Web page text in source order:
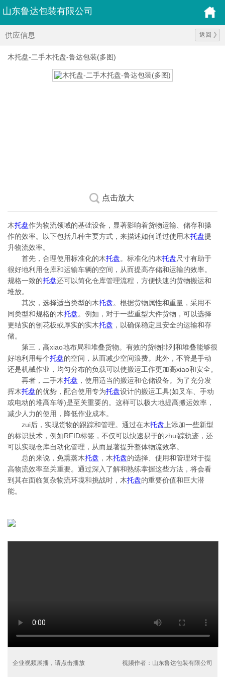
山东鲁达包装有限公司
供应信息 返回
木托盘-二手木托盘-鲁达包装(多图)
点击放大
木托盘作为物流领域的基础设备，显著影响着货物运输、储存和操
作的效率。以下包括几种主要方式，来描述如何通过使用木托盘提
升物流效率。
首先，合理使用标准化的木托盘。标准化的木托盘尺寸有助于
很好地利用仓库和运输车辆的空间，从而提高存储和运输的效率。
规格一致的托盘还可以简化仓库管理流程，方便快速的货物搬运和
堆放。
其次，选择适当类型的木托盘。根据货物属性和重量，采用不
同类型和规格的木托盘。例如，对于一些重型大件货物，可以选择
更结实的刨花板或厚实的实木托盘 ，以确保稳定且安全的运输和存
储。
第三，高xiao地布局和堆叠货物。有效的货物排列和堆叠能够很
好地利用每个托盘的空间，从而减少空间浪费。此外，不管是手动
还是机械作业，均匀分布的负载可以使搬运工作更加高xiao和安全。
再者，二手木托盘 ，使用适当的搬运和仓储设备。为了充分发
挥木托盘的优势，配合使用专为托盘设计的搬运工具(如叉车、手动
或电动的堆高车等)是至关重要的。这样可以极大地提高搬运效率，
减少人力的使用，降低作业成本。
zui后，实现货物的跟踪和管理。通过在木托盘 上添加一些新型
的标识技术，例如RFID标签，不仅可以快速易于的zhui踪轨迹，还
可以实现仓库自动化管理，从而显著提升整体物流效率。
总的来说，免熏蒸木托盘 ，木托盘的选择、使用和管理对于提
高物流效率至关重要。通过深入了解和熟练掌握这些方法，将会看
到其在面临复杂物流环境和挑战时，木托盘的重要价值和巨大潜
能。
企业视频展播，请点击播放 视频作者：山东鲁达包装有限公司